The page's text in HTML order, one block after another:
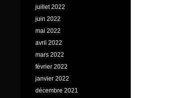
juillet 2022
juin 2022
mai 2022
avril 2022
mars 2022
février 2022
janvier 2022
décembre 2021